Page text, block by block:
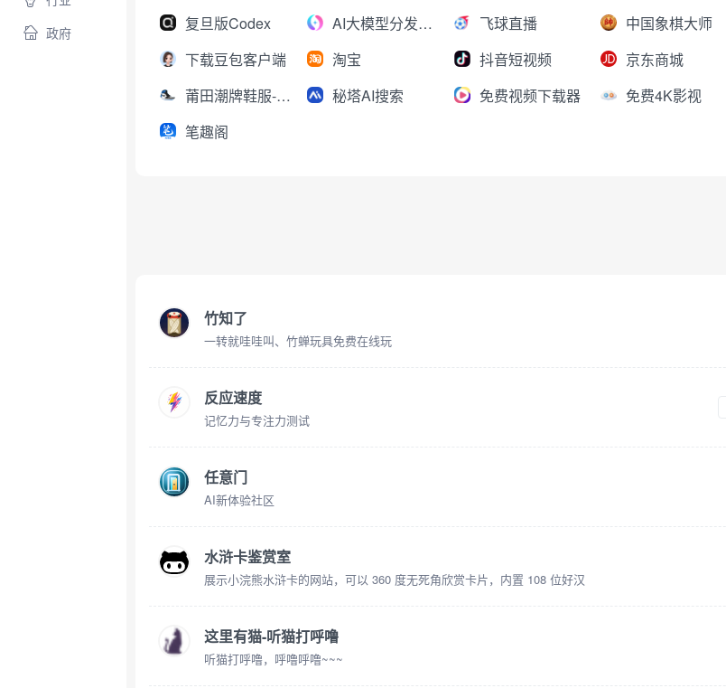
政府
复旦版Codex AI大模型分发平台 飞球直播 中国象棋大师
下载豆包客户端
淘宝 抖音短视频 京东商城
莆田潮牌鞋服-工厂直销
秘塔AI搜索 免费视频下载器 免费4K影视
笔趣阁
竹知了
一转就哇哇叫、竹蝉玩具免费在线玩
反应速度
记忆力与专注力测试
任意门
AI新体验社区
水浒卡鉴赏室
展示小浣熊水浒卡的网站，可以 360 度无死角欣赏卡片，内置 108 位好汉
这里有猫-听猫打呼噜
听猫打呼噜，呼噜呼噜~~~